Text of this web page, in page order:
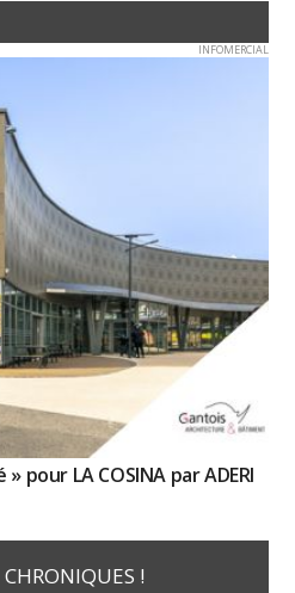
INFOMERCIAL
pour LA COSINA par ADERI
!